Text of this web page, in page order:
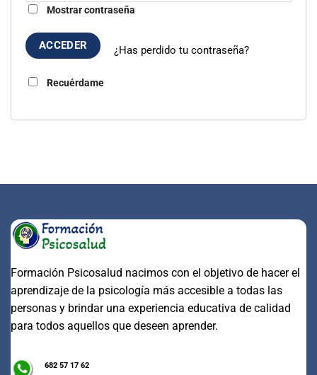
Mostrar contraseña
¿Has perdido tu contraseña?
Recuérdame
Formación Psicosalud nacimos con el objetivo de hacer el
aprendizaje de la psicología más accesible a todas las
personas y brindar una experiencia educativa de calidad
para todos aquellos que deseen aprender.
682 57 17 62